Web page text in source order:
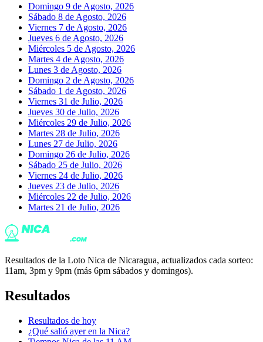
Domingo 9 de Agosto, 2026
Sábado 8 de Agosto, 2026
Viernes 7 de Agosto, 2026
Jueves 6 de Agosto, 2026
Miércoles 5 de Agosto, 2026
Martes 4 de Agosto, 2026
Lunes 3 de Agosto, 2026
Domingo 2 de Agosto, 2026
Sábado 1 de Agosto, 2026
Viernes 31 de Julio, 2026
Jueves 30 de Julio, 2026
Miércoles 29 de Julio, 2026
Martes 28 de Julio, 2026
Lunes 27 de Julio, 2026
Domingo 26 de Julio, 2026
Sábado 25 de Julio, 2026
Viernes 24 de Julio, 2026
Jueves 23 de Julio, 2026
Miércoles 22 de Julio, 2026
Martes 21 de Julio, 2026
Resultados de la Loto Nica de Nicaragua, actualizados cada sorteo:
11am, 3pm y 9pm (más 6pm sábados y domingos).
Resultados
Resultados de hoy
¿Qué salió ayer en la Nica?